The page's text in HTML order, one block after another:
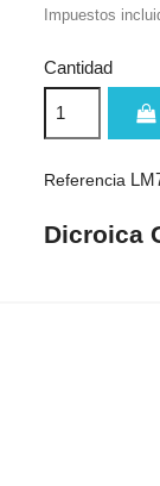
Impuestos
Cantidad
Referencia
Dicroica